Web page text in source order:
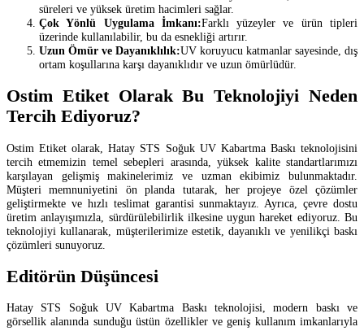
süreleri ve yüksek üretim hacimleri sağlar.
Çok Yönlü Uygulama İmkanı:Farklı yüzeyler ve ürün tipleri
üzerinde kullanılabilir, bu da esnekliği artırır.
Uzun Ömür ve Dayanıklılık:UV koruyucu katmanlar sayesinde, dış
ortam koşullarına karşı dayanıklıdır ve uzun ömürlüdür.
Ostim Etiket Olarak Bu Teknolojiyi Neden
Tercih Ediyoruz?
Ostim Etiket olarak, Hatay STS Soğuk UV Kabartma Baskı teknolojisini
tercih etmemizin temel sebepleri arasında, yüksek kalite standartlarımızı
karşılayan gelişmiş makinelerimiz ve uzman ekibimiz bulunmaktadır.
Müşteri memnuniyetini ön planda tutarak, her projeye özel çözümler
geliştirmekte ve hızlı teslimat garantisi sunmaktayız. Ayrıca, çevre dostu
üretim anlayışımızla, sürdürülebilirlik ilkesine uygun hareket ediyoruz. Bu
teknolojiyi kullanarak, müşterilerimize estetik, dayanıklı ve yenilikçi baskı
çözümleri sunuyoruz.
Editörün Düşüncesi
Hatay STS Soğuk UV Kabartma Baskı teknolojisi, modern baskı ve
görsellik alanında sunduğu üstün özellikler ve geniş kullanım imkanlarıyla